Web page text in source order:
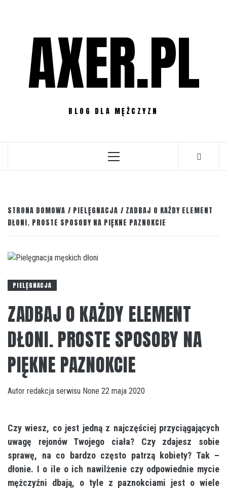
AXER.PL
BLOG DLA MĘŻCZYZN
Menu
STRONA DOMOWA PIELĘGNACJA
ZADBAJ O KAŻDY ELEMENT
DŁONI. PROSTE SPOSOBY NA PIĘKNE PAZNOKCIE
PIELĘGNACJA
ZADBAJ O KAŻDY ELEMENT
DŁONI. PROSTE SPOSOBY NA
PIĘKNE PAZNOKCIE
Autor redakcja serwisu None 22 maja 2020
Czy wiesz, co jest jedną z najczęściej przyciągających
uwagę rejonów Twojego ciała? Czy zdajesz sobie
sprawę, na co bardzo często patrzą kobiety? Tak –
dłonie. I o ile o ich nawilżenie czy odpowiednie mycie
mężczyźni dbają, o tyle z paznokciami jest o wiele